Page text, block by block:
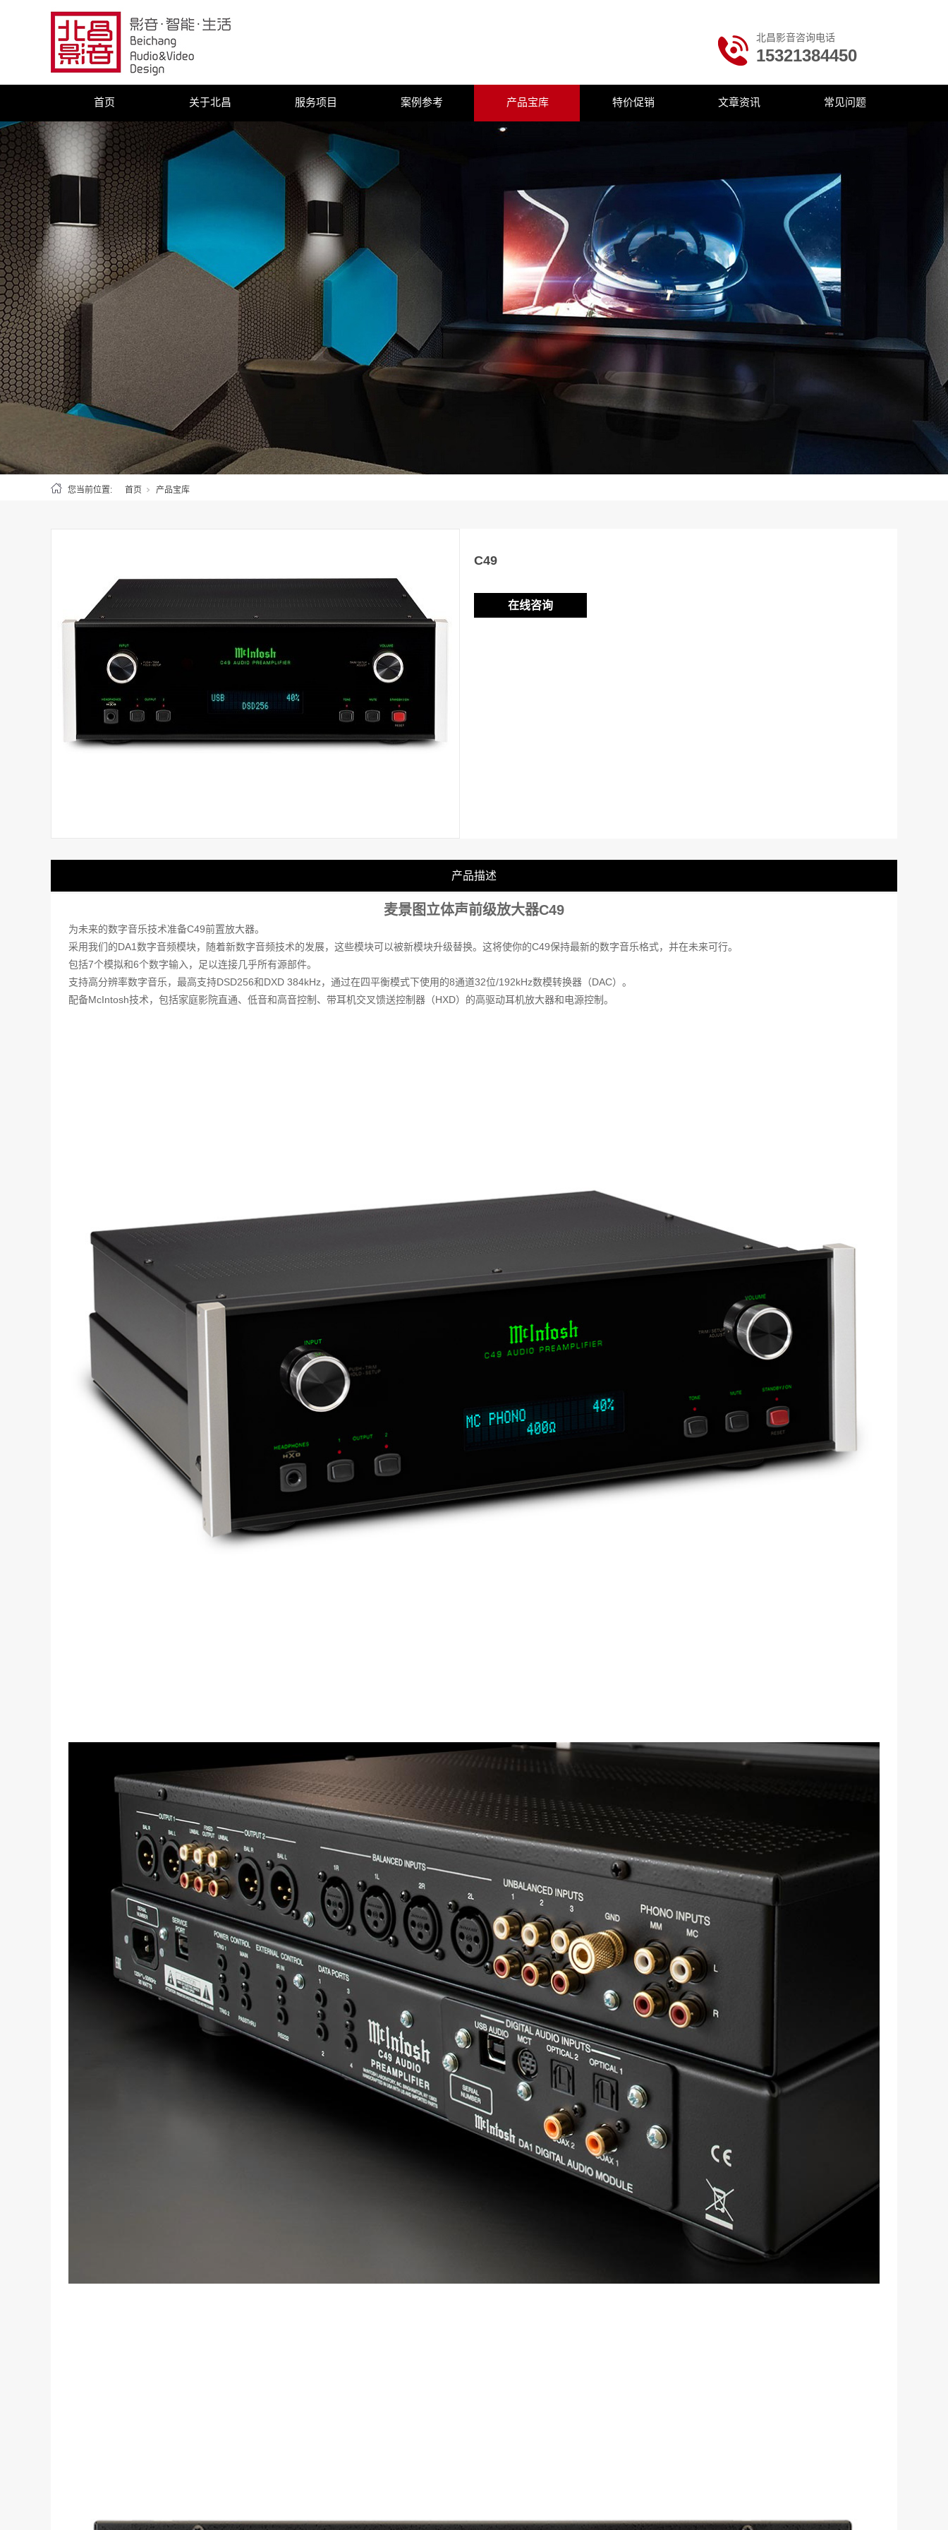
北昌影音咨询电话
15321384450
首页 关于北昌 服务项目 案例参考 产品宝库 特价促销 文章资讯 常见问题
您当前位置: 首页 产品宝库
C49
在线咨询
产品描述
麦景图立体声前级放大器C49
为未来的数字音乐技术准备C49前置放大器。
采用我们的DA1数字音频模块，随着新数字音频技术的发展，这些模块可以被新模块升级替换。这将使你的C49保持最新的数字音乐格式，并在未来可行。
包括7个模拟和6个数字输入，足以连接几乎所有源部件。
支持高分辨率数字音乐，最高支持DSD256和DXD 384kHz，通过在四平衡模式下使用的8通道32位/192kHz数模转换器（DAC）。
配备McIntosh技术，包括家庭影院直通、低音和高音控制、带耳机交叉馈送控制器（HXD）的高驱动耳机放大器和电源控制。